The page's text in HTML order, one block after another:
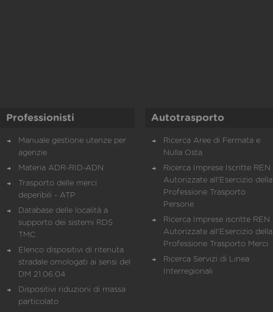
Professionisti
Manuale gestione utenze per
agenzie
Materia ADR-RID-ADN
Trasporto delle merci
deperibili - ATP
Database delle località a
supporto dei sistemi RDS
TMC
Elenco dispositivi di ritenuta
stradale omologati ai sensi del
DM 21.06.04
Dispositivi riduzioni di massa
particolato
Autotrasporto
Ricerca Aree di Fermata e
Nulla Osta
Ricerca Imprese Iscritte REN
Autorizzate all'Esercizio della
Professione Trasporto
Persone
Ricerca Imprese iscritte REN
Autorizzate all'Esercizio della
Professione Trasporto Merci
Ricerca Servizi di Linea
Interregionali